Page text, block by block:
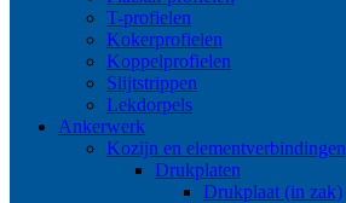
T-profielen
Kokerprofielen
Koppelprofielen
Slijtstrippen
Lekdorpels
Ankerwerk
Kozijn en elementverbindingen
Drukplaten
Drukplaat (in zak)